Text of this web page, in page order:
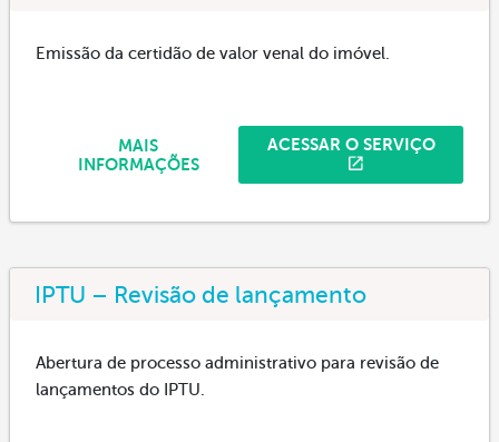
Emissão da certidão de valor venal do imóvel.
ACESSAR O SERVIÇO
MAIS
INFORMAÇÕES
IPTU – Revisão de lançamento
Abertura de processo administrativo para revisão de
lançamentos do IPTU.